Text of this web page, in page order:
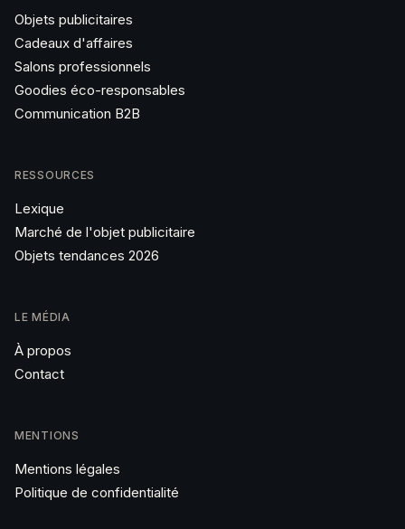
Objets publicitaires
Cadeaux d'affaires
Salons professionnels
Goodies éco-responsables
Communication B2B
RESSOURCES
Lexique
Marché de l'objet publicitaire
Objets tendances 2026
LE MÉDIA
À propos
Contact
MENTIONS
Mentions légales
Politique de confidentialité